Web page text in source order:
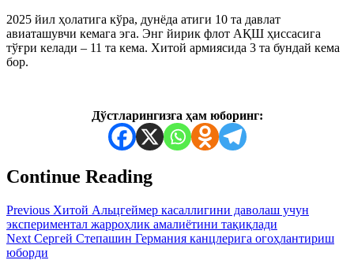
2025 йил ҳолатига кўра, дунёда атиги 10 та давлат
авиаташувчи кемага эга. Энг йирик флот АҚШ ҳиссасига
тўғри келади – 11 та кема. Хитой армиясида 3 та бундай кема
бор.
Дўстларингизга ҳам юборинг:
Continue Reading
Previous Хитой Альцгеймер касаллигини даволаш учун
экспериментал жарроҳлик амалиётини тақиқлади
Next Сергей Степашин Германия канцлерига огоҳлантириш
юборди